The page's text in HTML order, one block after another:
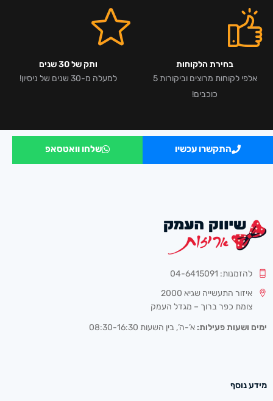
בחירת הלקוחות
אלפי לקוחות מרוצים וביקורות 5
כוכבים!
ותק של 30 שנים
למעלה מ-30 שנים של ניסיון!
התקשרו עכשיו שלחו וואטסאפ
להזמנות: 04-6415091
איזור התעשייה שגיא 2000
צומת כפר ברוך – מגדל העמק
ימים ושעות פעילות: א’-ה’, בין השעות 08:30-16:30
מידע נוסף